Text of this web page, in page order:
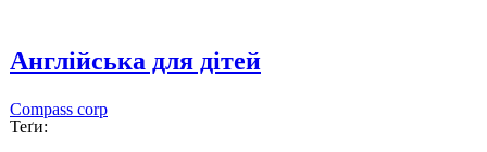
Англійська для дітей
Compass corp
Теґи: